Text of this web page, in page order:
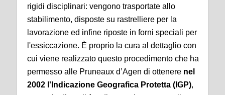
rigidi disciplinari: vengono trasportate allo
stabilimento, disposte su rastrelliere per la
lavorazione ed infine riposte in forni speciali per
l'essiccazione. È proprio la cura al dettaglio con
cui viene realizzato questo procedimento che ha
permesso alle Pruneaux d’Agen di ottenere nel
2002 l'Indicazione Geografica Protetta (IGP),